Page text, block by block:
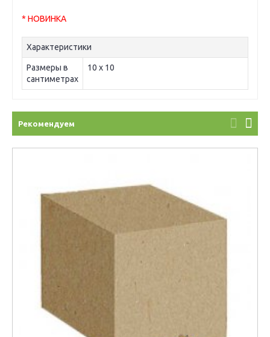
* НОВИНКА
Характеристики
Размеры в
сантиметрах
10 х 10
Рекомендуем